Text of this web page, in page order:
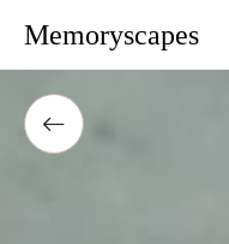
Memoryscapes